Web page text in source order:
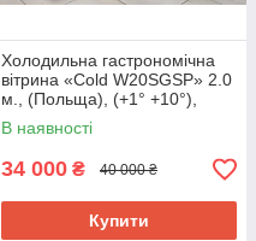
Холодильна гастрономічна
вітрина «Cold W20SGSP» 2.0
м., (Польща), (+1° +10°),
викладка 75 см., Б/у
В наявності
34 000 ₴ 40 000 ₴
Купити